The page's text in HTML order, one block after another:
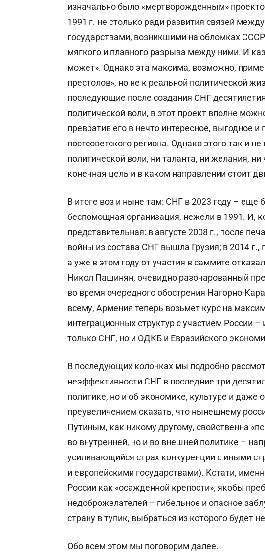
изначально было «мертворожденным»
1991 г. не столько ради развития связей
государствами, возникшими на обломках
мягкого и плавного разрыва между ними. И
может». Однако эта максима, возможно,
престолов», но не к реальной политической
последующие после создания СНГ
политической воли, в этот проект вполне
превратив его в нечто интересное, выгодное и
постсоветского региона. Однако этого так и
политической воли, ни таланта, ни желания,
конечная цель и в каком направлении стоит
В итоге воз и ныне там: СНГ в 2023 году – еще
беспомощная организация, нежели в 1991. И,
представительная: в августе 2008 г., после
войны из состава СНГ вышла Грузия; в 2014
а уже в этом году от участия в саммите
Никол Пашинян, очевидно разочарованный
во время очередного обострения Нагорно-
всему, Армения теперь возьмет курс на
интеграционных структур с участием России
только СНГ, но и ОДКБ и Евразийского
В последующих колонках мы подробно
неэффективности СНГ в последние три
политике, но и об экономике, культуре и даже
преувеличением сказать, что нынешнему
Путиным, как никому другому, свойственна
во внутренней, но и во внешней политике –
усиливающийся страх конкуренции с иными
и европейскими государствами). Кстати,
России как «осажденной крепости», якобы
недоброжелателей – гибельное и опасное
страну в тупик, выбраться из которого будет
Обо всем этом мы поговорим далее.